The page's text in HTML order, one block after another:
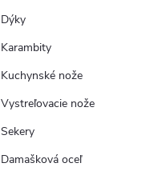
Dýky
Karambity
Kuchynské nože
Vystreľovacie nože
Sekery
Damašková oceľ